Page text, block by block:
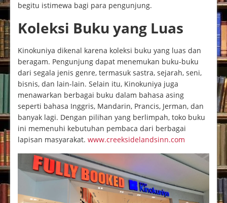
begitu istimewa bagi para pengunjung.
Koleksi Buku yang Luas
Kinokuniya dikenal karena koleksi buku yang luas dan
beragam. Pengunjung dapat menemukan buku-buku
dari segala jenis genre, termasuk sastra, sejarah, seni,
bisnis, dan lain-lain. Selain itu, Kinokuniya juga
menawarkan berbagai buku dalam bahasa asing
seperti bahasa Inggris, Mandarin, Prancis, Jerman, dan
banyak lagi. Dengan pilihan yang berlimpah, toko buku
ini memenuhi kebutuhan pembaca dari berbagai
lapisan masyarakat. www.creeksidelandsinn.com